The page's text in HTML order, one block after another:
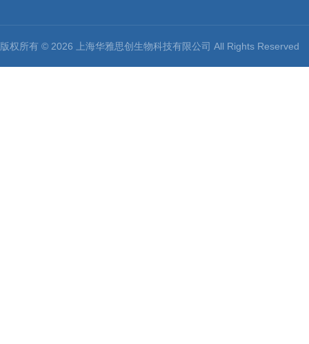
版权所有 © 2026 上海华雅思创生物科技有限公司 All Rights